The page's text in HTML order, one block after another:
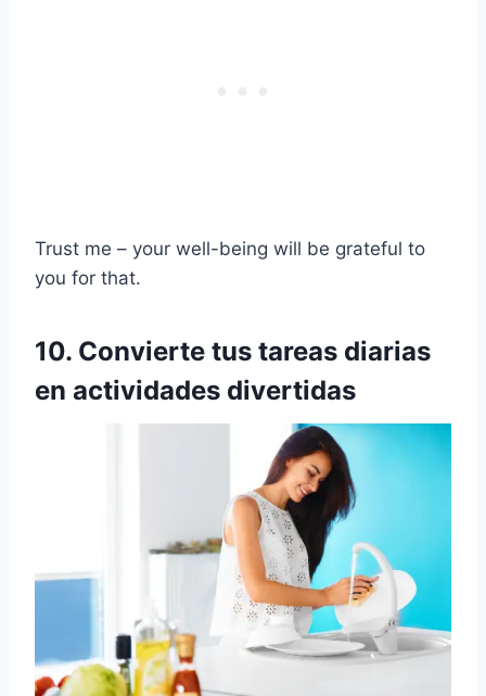
Trust me – your well-being will be grateful to
you for that.
10. Convierte tus tareas diarias
en actividades divertidas